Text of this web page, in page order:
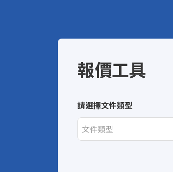
報價工具
請選擇文件類型